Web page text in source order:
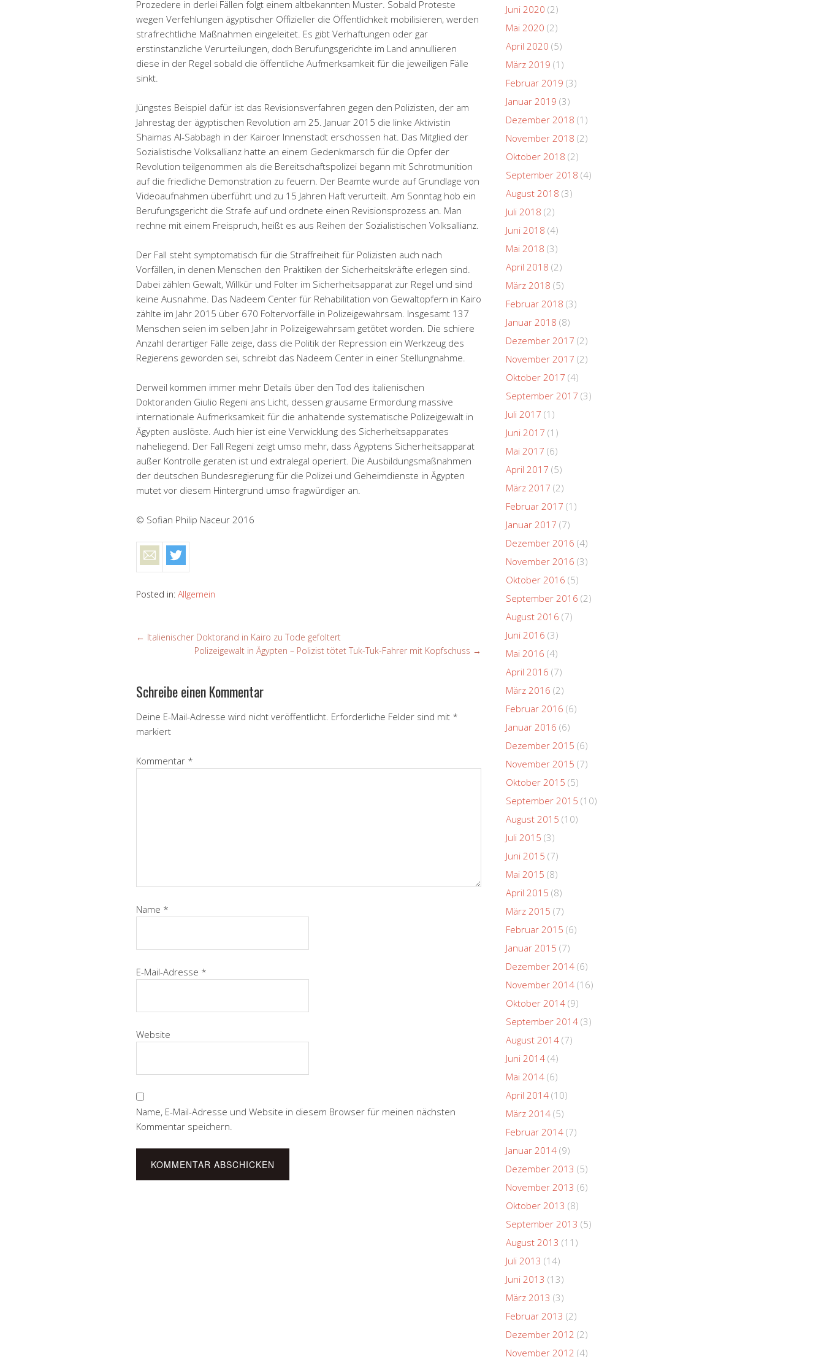
Prozedere in derlei Fällen folgt einem altbekannten Muster. Sobald Proteste
wegen Verfehlungen ägyptischer Offizieller die Öffentlichkeit mobilisieren, werden
strafrechtliche Maßnahmen eingeleitet. Es gibt Verhaftungen oder gar
erstinstanzliche Verurteilungen, doch Berufungsgerichte im Land annullieren
diese in der Regel sobald die öffentliche Aufmerksamkeit für die jeweiligen Fälle
sinkt.
Jüngstes Beispiel dafür ist das Revisionsverfahren gegen den Polizisten, der am
Jahrestag der ägyptischen Revolution am 25. Januar 2015 die linke Aktivistin
Shaimas Al-Sabbagh in der Kairoer Innenstadt erschossen hat. Das Mitglied der
Sozialistische Volksallianz hatte an einem Gedenkmarsch für die Opfer der
Revolution teilgenommen als die Bereitschaftspolizei begann mit Schrotmunition
auf die friedliche Demonstration zu feuern. Der Beamte wurde auf Grundlage von
Videoaufnahmen überführt und zu 15 Jahren Haft verurteilt. Am Sonntag hob ein
Berufungsgericht die Strafe auf und ordnete einen Revisionsprozess an. Man
rechne mit einem Freispruch, heißt es aus Reihen der Sozialistischen Volksallianz.
Der Fall steht symptomatisch für die Straffreiheit für Polizisten auch nach
Vorfällen, in denen Menschen den Praktiken der Sicherheitskräfte erlegen sind.
Dabei zählen Gewalt, Willkür und Folter im Sicherheitsapparat zur Regel und sind
keine Ausnahme. Das Nadeem Center für Rehabilitation von Gewaltopfern in Kairo
zählte im Jahr 2015 über 670 Foltervorfälle in Polizeigewahrsam. Insgesamt 137
Menschen seien im selben Jahr in Polizeigewahrsam getötet worden. Die schiere
Anzahl derartiger Fälle zeige, dass die Politik der Repression ein Werkzeug des
Regierens geworden sei, schreibt das Nadeem Center in einer Stellungnahme.
Derweil kommen immer mehr Details über den Tod des italienischen
Doktoranden Giulio Regeni ans Licht, dessen grausame Ermordung massive
internationale Aufmerksamkeit für die anhaltende systematische Polizeigewalt in
Ägypten auslöste. Auch hier ist eine Verwicklung des Sicherheitsapparates
naheliegend. Der Fall Regeni zeigt umso mehr, dass Ägyptens Sicherheitsapparat
außer Kontrolle geraten ist und extralegal operiert. Die Ausbildungsmaßnahmen
der deutschen Bundesregierung für die Polizei und Geheimdienste in Ägypten
mutet vor diesem Hintergrund umso fragwürdiger an.
© Sofian Philip Naceur 2016
Posted in: Allgemein
← Italienischer Doktorand in Kairo zu Tode gefoltert
Polizeigewalt in Ägypten – Polizist tötet Tuk-Tuk-Fahrer mit Kopfschuss →
Schreibe einen Kommentar
Deine E-Mail-Adresse wird nicht veröffentlicht. Erforderliche Felder sind mit *
markiert
Kommentar *
Name *
E-Mail-Adresse *
Website
Name, E-Mail-Adresse und Website in diesem Browser für meinen nächsten
Kommentar speichern.
Juni 2020 (2)
Mai 2020 (2)
April 2020 (5)
März 2019 (1)
Februar 2019 (3)
Januar 2019 (3)
Dezember 2018 (1)
November 2018 (2)
Oktober 2018 (2)
September 2018 (4)
August 2018 (3)
Juli 2018 (2)
Juni 2018 (4)
Mai 2018 (3)
April 2018 (2)
März 2018 (5)
Februar 2018 (3)
Januar 2018 (8)
Dezember 2017 (2)
November 2017 (2)
Oktober 2017 (4)
September 2017 (3)
Juli 2017 (1)
Juni 2017 (1)
Mai 2017 (6)
April 2017 (5)
März 2017 (2)
Februar 2017 (1)
Januar 2017 (7)
Dezember 2016 (4)
November 2016 (3)
Oktober 2016 (5)
September 2016 (2)
August 2016 (7)
Juni 2016 (3)
Mai 2016 (4)
April 2016 (7)
März 2016 (2)
Februar 2016 (6)
Januar 2016 (6)
Dezember 2015 (6)
November 2015 (7)
Oktober 2015 (5)
September 2015 (10)
August 2015 (10)
Juli 2015 (3)
Juni 2015 (7)
Mai 2015 (8)
April 2015 (8)
März 2015 (7)
Februar 2015 (6)
Januar 2015 (7)
Dezember 2014 (6)
November 2014 (16)
Oktober 2014 (9)
September 2014 (3)
August 2014 (7)
Juni 2014 (4)
Mai 2014 (6)
April 2014 (10)
März 2014 (5)
Februar 2014 (7)
Januar 2014 (9)
Dezember 2013 (5)
November 2013 (6)
Oktober 2013 (8)
September 2013 (5)
August 2013 (11)
Juli 2013 (14)
Juni 2013 (13)
März 2013 (3)
Februar 2013 (2)
Dezember 2012 (2)
November 2012 (4)